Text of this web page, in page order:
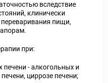
вследствие
клинически
пищи,
при:
- алкогольных и
циррозе печени;